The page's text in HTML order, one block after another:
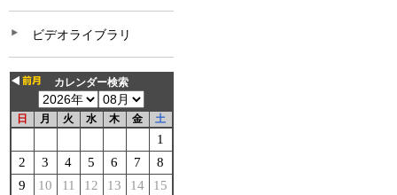
ビデオライブラリ
カレンダー検索
日 月 火 水 木 金 土
1
2
3 4 5 6 7
8
9
10 11 12 13 14
15